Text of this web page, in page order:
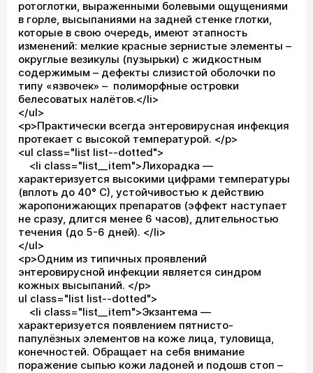
ротоглотки, выраженными болевыми ощущениями
в горле, высыпаниями на задней стенке глотки,
которые в свою очередь, имеют этапность
изменений: мелкие красные зернистые элементы –
округлые везикулы (пузырьки) с жидкостным
содержимым – дефекты слизистой оболочки по
типу «язвочек» – полиморфные островки
белесоватых налётов.</li>
</ul>
<p>Практически всегда энтеровирусная инфекция
протекает с высокой температурой. </p>
<ul class="list list--dotted">
<li class="list__item">Лихорадка —
характеризуется высокими цифрами температуры
(вплоть до 40° С), устойчивостью к действию
жаропонижающих препаратов (эффект наступает
не сразу, длится менее 6 часов), длительностью
течения (до 5-6 дней). </li>
</ul>
<p>Одним из типичных проявлений
энтеровирусной инфекции является синдром
кожных высыпаний. </p>
ul class="list list--dotted">
<li class="list__item">Экзантема —
характеризуется появлением пятнисто-
папулёзных элементов на коже лица, туловища,
конечностей. Обращает на себя внимание
поражение сыпью кожи ладоней и подошв стоп –